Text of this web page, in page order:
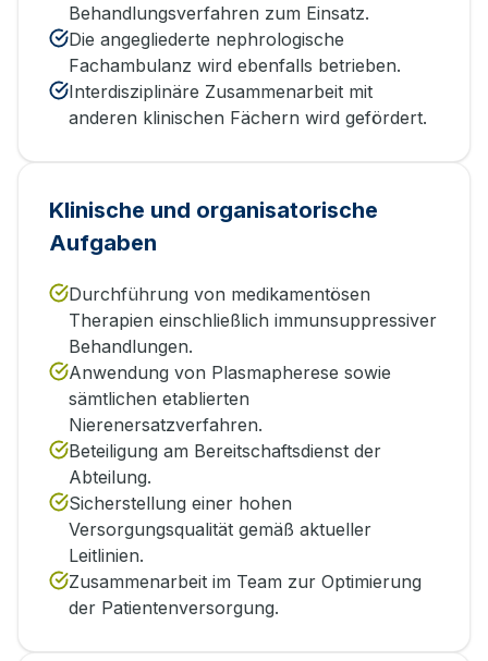
Behandlungsverfahren zum Einsatz.
Die angegliederte nephrologische
Fachambulanz wird ebenfalls betrieben.
Interdisziplinäre Zusammenarbeit mit
anderen klinischen Fächern wird gefördert.
Klinische und organisatorische
Aufgaben
Durchführung von medikamentösen
Therapien einschließlich immunsuppressiver
Behandlungen.
Anwendung von Plasmapherese sowie
sämtlichen etablierten
Nierenersatzverfahren.
Beteiligung am Bereitschaftsdienst der
Abteilung.
Sicherstellung einer hohen
Versorgungsqualität gemäß aktueller
Leitlinien.
Zusammenarbeit im Team zur Optimierung
der Patientenversorgung.